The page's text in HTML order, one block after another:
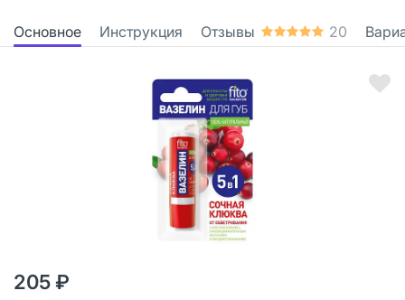
Основное Инструкция Отзывы 20
205 ₽